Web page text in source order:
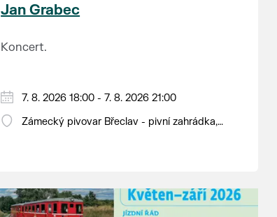
Jan Grabec
Koncert.
7. 8. 2026 18:00 - 7. 8. 2026 21:00
Zámecký pivovar Břeclav - pivní zahrádka,